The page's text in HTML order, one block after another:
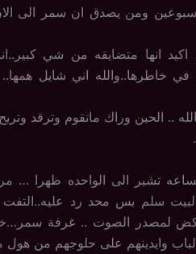
ومن يصدق ان سمر الى
انها متضايقه من شي
خاطرها..والله اني شايل
.. الحين وراك ماتقوم وترقد
تشير الى الواحده ظهرا …
سلم بس محد رد
لمصدر الصوت .. غرفة
وايدينهم على حلوجهم من هول